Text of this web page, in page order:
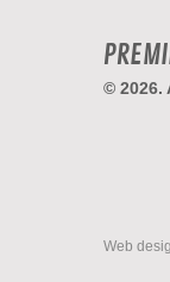
© 2026.
Web